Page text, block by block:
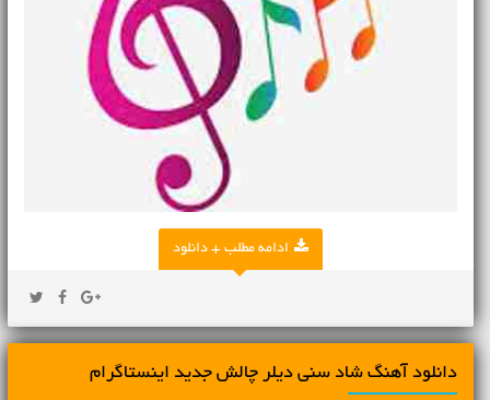
ادامه مطلب + دانلود
دانلود آهنگ شاد سنی دیلر چالش جدید اینستاگرام